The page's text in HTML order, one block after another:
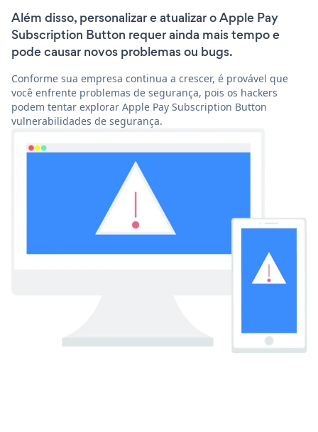
Além disso, personalizar e atualizar o Apple Pay
Subscription Button requer ainda mais tempo e
pode causar novos problemas ou bugs.
Conforme sua empresa continua a crescer, é provável que
você enfrente problemas de segurança, pois os hackers
podem tentar explorar Apple Pay Subscription Button
vulnerabilidades de segurança.